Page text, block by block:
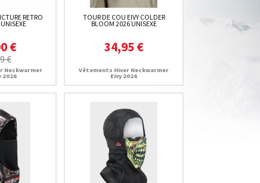
RETRO
€
€
Neckwarmer
2026
TOUR DE COU EIVY COLDER
BLOOM 2026 UNISEXE
34,95 €
Vêtements Hiver Neckwarmer
Eivy 2026